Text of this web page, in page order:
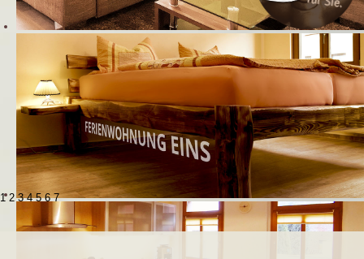
1 2 3 4 5 6 7